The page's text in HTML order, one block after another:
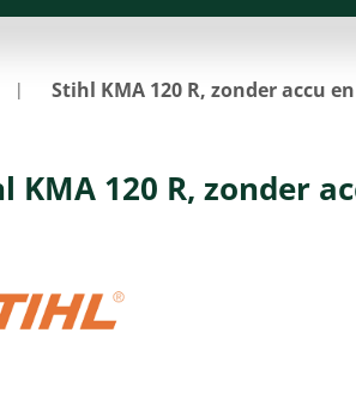
Stihl KMA 120 R, zonder accu
KMA 120 R, zonder